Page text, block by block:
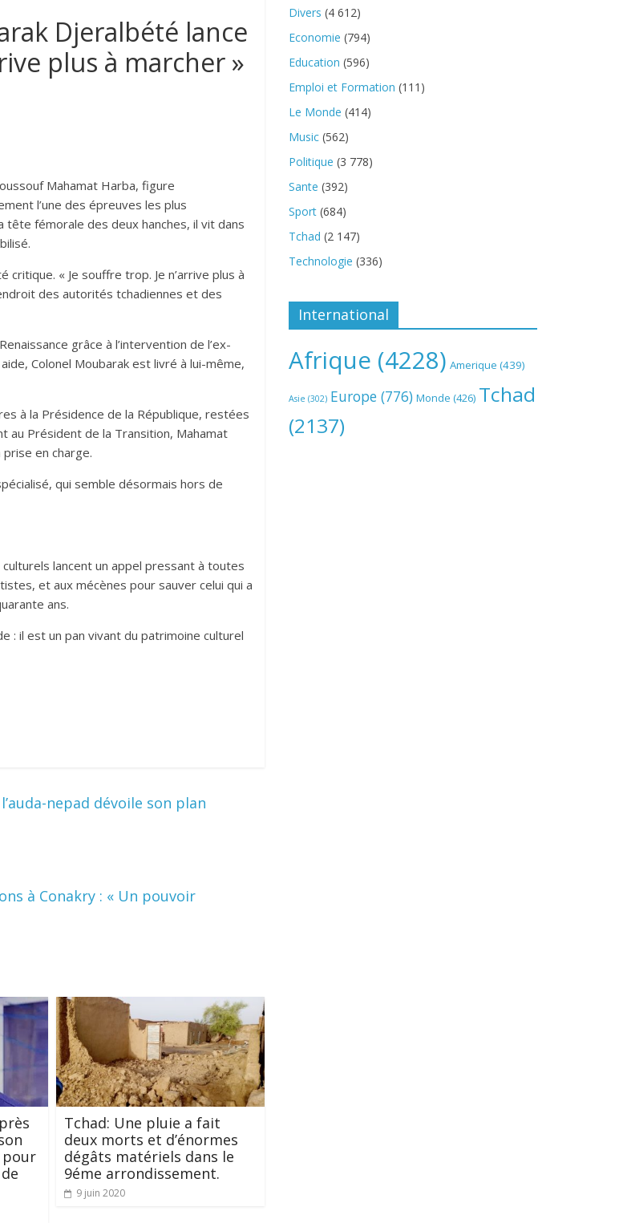
Djeralbété lance
plus à marcher »
Mahamat Harba, figure
l’une des épreuves les plus
tête fémorale des deux hanches, il vit dans
« Je souffre trop. Je n’arrive plus à
des autorités tchadiennes et des
grâce à l’intervention de l’ex-
Colonel Moubarak est livré à lui-même,
à la Présidence de la République, restées
au Président de la Transition, Mahamat
en charge.
qui semble désormais hors de
lancent un appel pressant à toutes
et aux mécènes pour sauver celui qui a
ans.
: il est un pan vivant du patrimoine culturel
nepad dévoile son plan
à Conakry : « Un pouvoir
pour
Tchad: Une pluie a fait
deux morts et d’énormes
dégâts matériels dans le
9éme arrondissement.
9 juin 2020
Divers (4 612)
Economie (794)
Education (596)
Emploi et Formation (111)
Le Monde (414)
Music (562)
Politique (3 778)
Sante (392)
Sport (684)
Tchad (2 147)
Technologie (336)
International
Afrique (4228) Amerique (439)
Asie (302) Europe (776) Monde (426) Tchad
(2137)